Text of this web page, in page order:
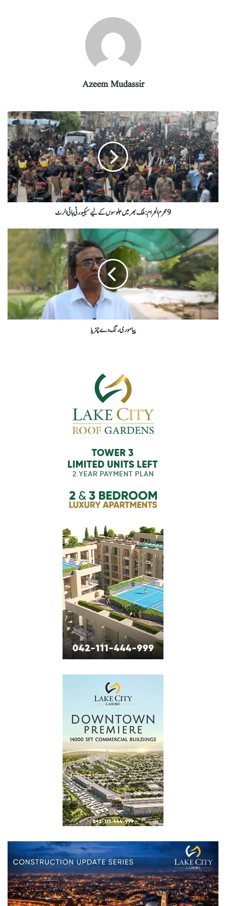
Azeem Mudassir
9 محرم الحرام: ملک بھر میں جلوسوں کے لیے سیکیورٹی ہائی الرٹ
پیا موری رنگ دے چنریا